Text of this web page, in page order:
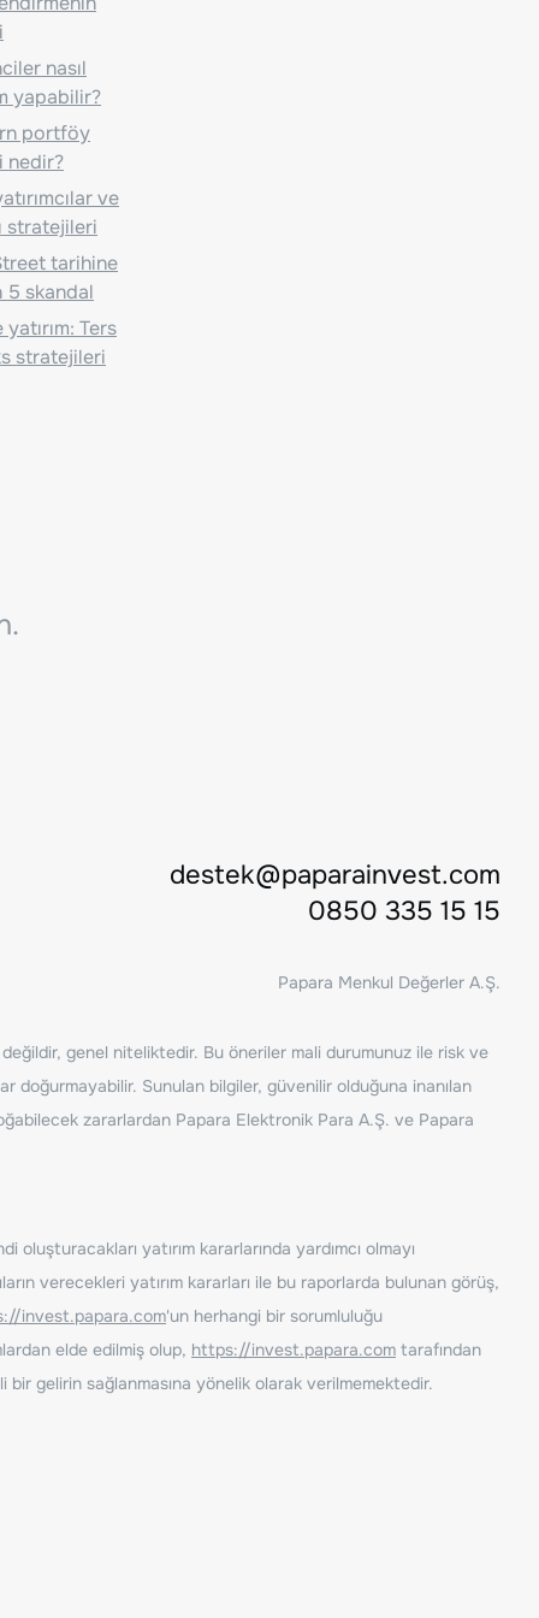
nasıl
yapabilir?
portföy
nedir?
ve
stratejileri
tarihine
5 skandal
Ters
stratejileri
destek@paparainvest.com
0850 335 15 15
Papara Menkul Değerler A.Ş.
değildir, genel niteliktedir. Bu öneriler mali durumunuz ile risk ve
doğurmayabilir. Sunulan bilgiler, güvenilir olduğuna inanılan
zararlardan Papara Elektronik Para A.Ş. ve Papara
yatırım kararlarında yardımcı olmayı
verecekleri yatırım kararları ile bu raporlarda bulunan görüş,
invest.papara.com'un herhangi bir sorumluluğu
elde edilmiş olup, https://invest.papara.com tarafından
bir gelirin sağlanmasına yönelik olarak verilmemektedir.